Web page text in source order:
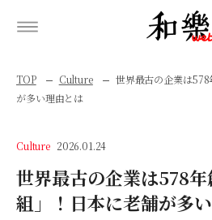
TOP Culture
世界最古の企業は
が多い理由とは
Culture 2026.01.24
世界最古の企業は578
組」！日本に老舗が多